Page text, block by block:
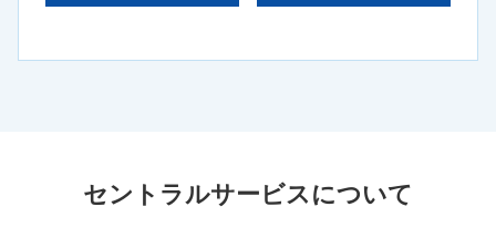
セントラルサービスについて